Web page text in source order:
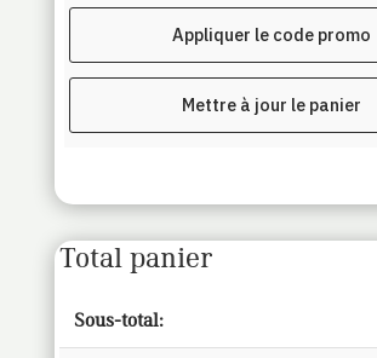
Appliquer le code promo
Mettre à jour le panier
Total panier